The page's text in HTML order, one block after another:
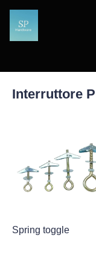
Interruttore
Spring toggle
Prodotti
Supporto